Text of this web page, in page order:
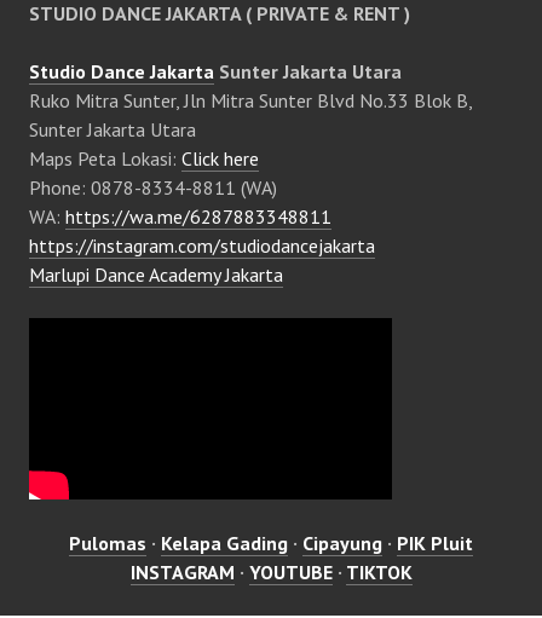
STUDIO DANCE JAKARTA ( PRIVATE & RENT )
Studio Dance Jakarta Sunter Jakarta Utara
Ruko Mitra Sunter, Jln Mitra Sunter Blvd No.33 Blok B,
Sunter Jakarta Utara
Maps Peta Lokasi: Click here
Phone: 0878-8334-8811 (WA)
WA: https://wa.me/6287883348811
https://instagram.com/studiodancejakarta
Marlupi Dance Academy Jakarta
Pulomas · Kelapa Gading · Cipayung · PIK Pluit
INSTAGRAM · YOUTUBE· TIKTOK